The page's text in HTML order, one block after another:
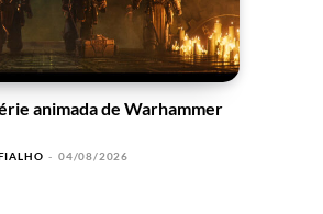
animada de Warhammer
- 04/08/2026